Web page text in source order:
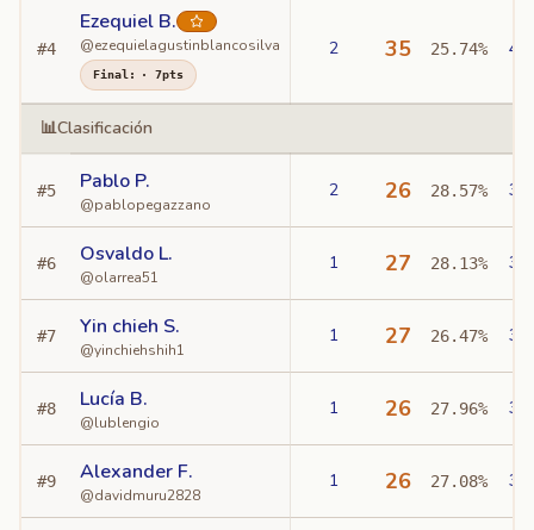
#4
Ezequiel B.
@ezequielagustinblancosilva
Final : · 7pts
2 35 25.74% 4
📊Clasificación
#5 Pablo P.
@pablopegazzano
2 26 28.57% 3
#6 Osvaldo L.
@olarrea51
1 27 28.13% 3
#7 Yin chieh S.
@yinchiehshih1
1 27 26.47% 3
#8 Lucía B.
@lublengio
1 26 27.96% 3
#9 Alexander F.
@davidmuru2828
1 26 27.08% 3